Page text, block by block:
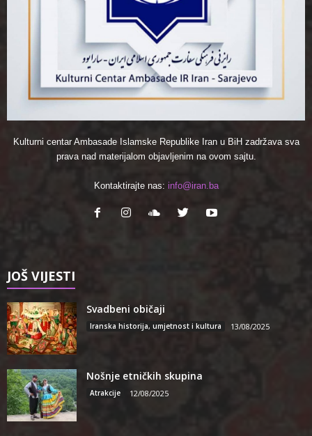
Kulturni centar Ambasade Islamske Republike Iran u BiH zadržava sva
prava nad materijalom objavljenim na ovom sajtu.
Kontaktirajte nas: info@iran.ba
JOŠ VIJESTI
Svadbeni običaji
Iranska historija, umjetnost i kultura 13/08/2025
Nošnje etničkih skupina
Atrakcije 12/08/2025